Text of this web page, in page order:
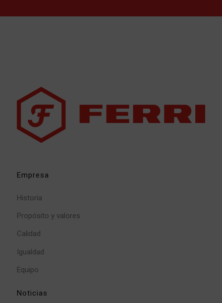
Empresa
Historia
Propósito y valores
Calidad
Igualdad
Equipo
Noticias